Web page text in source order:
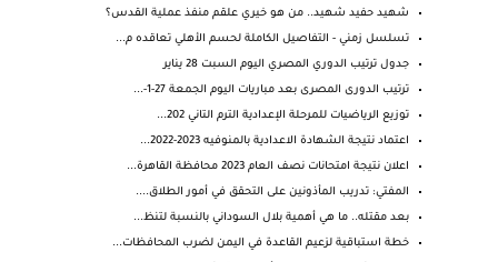
شهيد حفيد شهيد.. من هو خيري علقم منفذ عملية القدس؟
تسلسل زمني - التفاصيل الكاملة لحسم الأهلي تعاقده م...
جدول ترتيب الدوري المصري اليوم السبت 28 يناير
ترتيب الدورى المصرى بعد مباريات اليوم الجمعة 27-1-...
توزيع الرياضيات للمرحلة الإعدادية الترم التاني 202...
اعتماد نتيجة الشهادة الاعدادية بالمنوفيه 2023-2022...
اعلان نتيجة امتحانات نصف العام 2023 محافظة القاهرة...
المفتي: تدريب المأذونين على التحقق في أمور الطلاق....
بعد مقتله.. ما هي أهمية بلال السوداني بالنسبة لتنظ...
خطة استباقية لزعيم القاعدة في اليمن لضرب المحافظات...